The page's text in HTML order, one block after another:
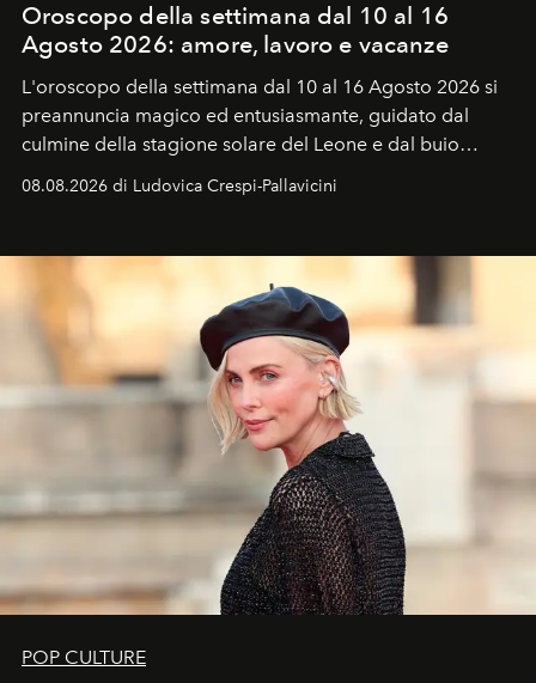
Oroscopo della settimana dal 10 al 16
Agosto 2026: amore, lavoro e vacanze
L'oroscopo della settimana dal 10 al 16 Agosto 2026 si
preannuncia magico ed entusiasmante, guidato dal
culmine della stagione solare del Leone e dal buio
favorevole della Luna nuova in Leone del 12 agosto,
ideale per la notte delle Perseidi.
08.08.2026 di Ludovica Crespi-Pallavicini
POP CULTURE